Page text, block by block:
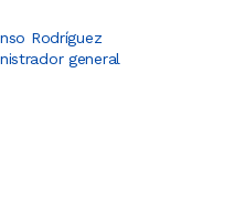
Rodríguez
general